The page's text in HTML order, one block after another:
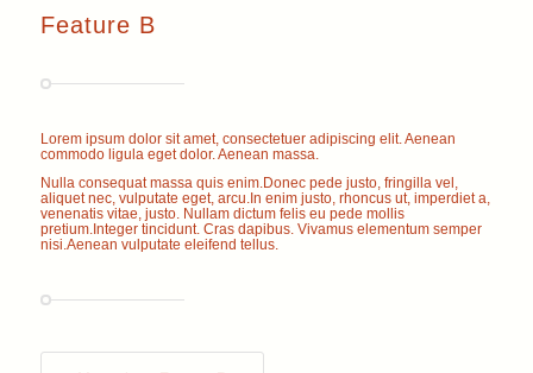
Feature B
Lorem ipsum dolor sit amet, consectetuer adipiscing elit. Aenean
commodo ligula eget dolor. Aenean massa.
Nulla consequat massa quis enim.Donec pede justo, fringilla vel,
aliquet nec, vulputate eget, arcu.In enim justo, rhoncus ut, imperdiet a,
venenatis vitae, justo. Nullam dictum felis eu pede mollis
pretium.Integer tincidunt. Cras dapibus. Vivamus elementum semper
nisi.Aenean vulputate eleifend tellus.